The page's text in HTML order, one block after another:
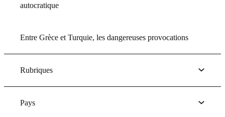
autocratique
Entre Grèce et Turquie, les dangereuses provocations
Rubriques
Pays